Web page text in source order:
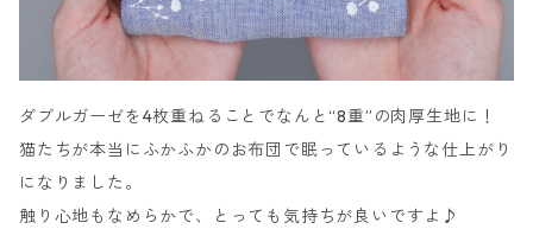
ダブルガーゼを4枚重ねることでなんと“8重”の肉厚生地に！
猫たちが本当にふかふかのお布団で眠っているような仕上がり
になりました。
触り心地もなめらかで、とっても気持ちが良いですよ♪